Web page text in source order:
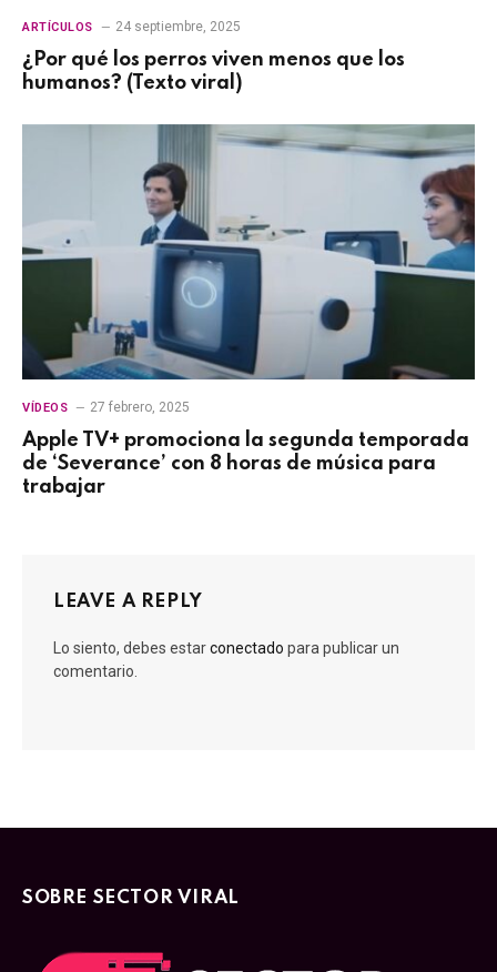
ARTÍCULOS 24 septiembre, 2025
¿Por qué los perros viven menos que los
humanos? (Texto viral)
VÍDEOS 27 febrero, 2025
Apple TV+ promociona la segunda temporada
de ‘Severance’ con 8 horas de música para
trabajar
LEAVE A REPLY
Lo siento, debes estarconectado para publicar un
comentario.
SOBRE SECTOR VIRAL